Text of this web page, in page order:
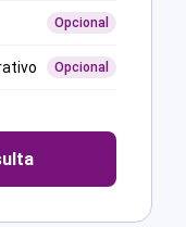
Opcional
Opcional